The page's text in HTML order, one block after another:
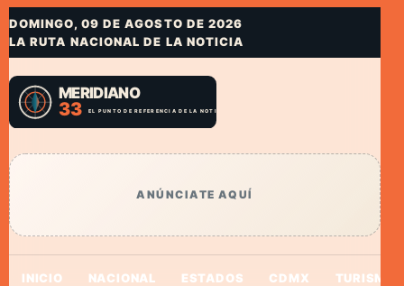
DOMINGO, 09 DE AGOSTO DE 2026
LA RUTA NACIONAL DE LA NOTICIA
ANÚNCIATE AQUÍ
INICIO NACIONAL ESTADOS CDMX TURISMO